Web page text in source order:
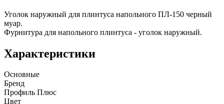
Уголок наружный для плинтуса напольного ПЛ-150 черный
муар.
Фурнитура для напольного плинтуса - уголок наружный.
Характеристики
Основные
Бренд
Профиль Плюс
Цвет